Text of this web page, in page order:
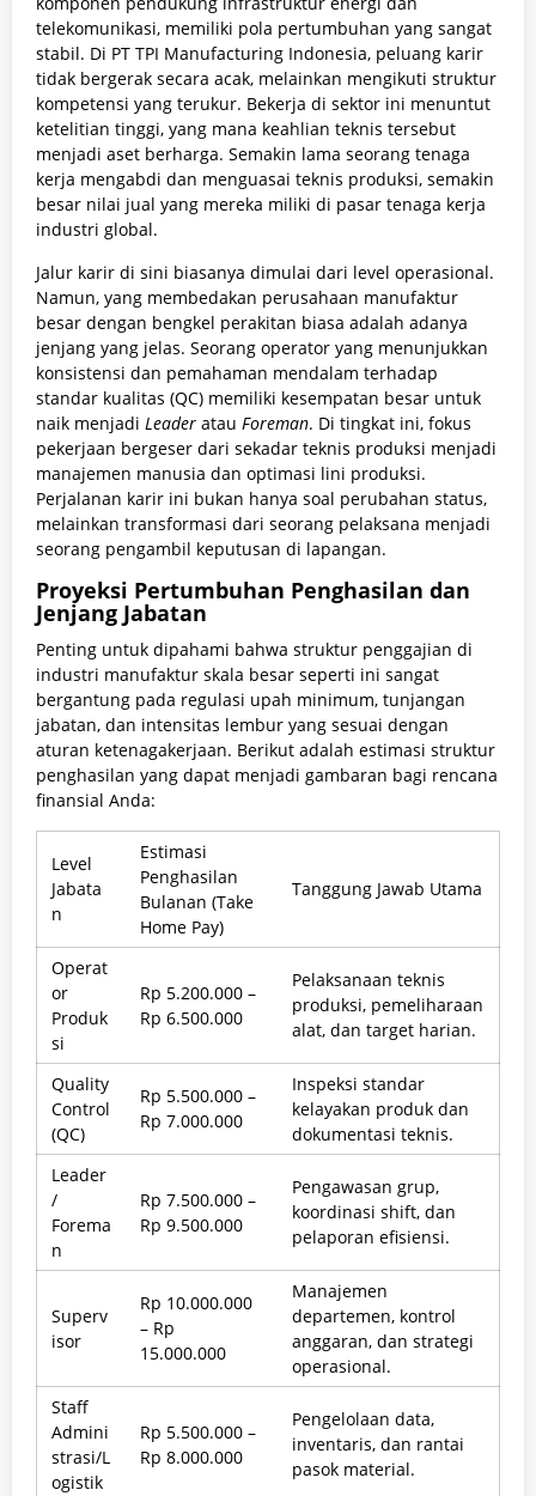
telekomunikasi, memiliki pola pertumbuhan yang sangat
stabil. Di PT TPI Manufacturing Indonesia, peluang karir
tidak bergerak secara acak, melainkan mengikuti struktur
kompetensi yang terukur. Bekerja di sektor ini menuntut
ketelitian tinggi, yang mana keahlian teknis tersebut
menjadi aset berharga. Semakin lama seorang tenaga
kerja mengabdi dan menguasai teknis produksi, semakin
besar nilai jual yang mereka miliki di pasar tenaga kerja
industri global.
Jalur karir di sini biasanya dimulai dari level operasional.
Namun, yang membedakan perusahaan manufaktur
besar dengan bengkel perakitan biasa adalah adanya
jenjang yang jelas. Seorang operator yang menunjukkan
konsistensi dan pemahaman mendalam terhadap
standar kualitas (QC) memiliki kesempatan besar untuk
naik menjadi Leader atau Foreman. Di tingkat ini, fokus
pekerjaan bergeser dari sekadar teknis produksi menjadi
manajemen manusia dan optimasi lini produksi.
Perjalanan karir ini bukan hanya soal perubahan status,
melainkan transformasi dari seorang pelaksana menjadi
seorang pengambil keputusan di lapangan.
Proyeksi Pertumbuhan Penghasilan dan
Jenjang Jabatan
Penting untuk dipahami bahwa struktur penggajian di
industri manufaktur skala besar seperti ini sangat
bergantung pada regulasi upah minimum, tunjangan
jabatan, dan intensitas lembur yang sesuai dengan
aturan ketenagakerjaan. Berikut adalah estimasi struktur
penghasilan yang dapat menjadi gambaran bagi rencana
finansial Anda:
Level
Jabata
n
Estimasi
Penghasilan
Bulanan (Take
Home Pay)
Tanggung Jawab Utama
Operat
or
Produk
si
Rp 5.200.000 –
Rp 6.500.000
Pelaksanaan teknis
produksi, pemeliharaan
alat, dan target harian.
Quality
Control
(QC)
Rp 5.500.000 –
Rp 7.000.000
Inspeksi standar
kelayakan produk dan
dokumentasi teknis.
Leader
/
Forema
n
Rp 7.500.000 –
Rp 9.500.000
Pengawasan grup,
koordinasi shift, dan
pelaporan efisiensi.
Superv
isor
Rp 10.000.000
– Rp
15.000.000
Manajemen
departemen, kontrol
anggaran, dan strategi
operasional.
Staff
Admini
strasi/L
ogistik
Rp 5.500.000 –
Rp 8.000.000
Pengelolaan data,
inventaris, dan rantai
pasok material.